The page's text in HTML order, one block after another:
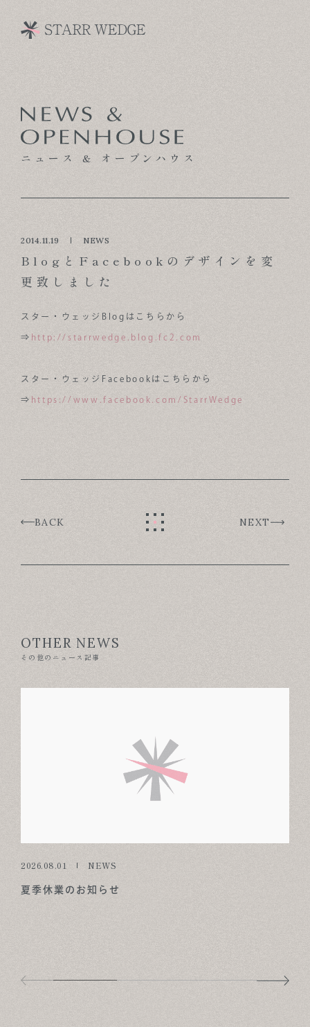
CONCEPT
TECHNOLOGY
MODEL HOUSE
ABOUT
RECRUIT
ニュース & オープンハウス
2014.11.19 NEWS
BlogとFacebookのデザインを変
更致しました
スター・ウェッジBlogはこちらから
⇒ http://starrwedge.blog.fc2.com
スター・ウェッジFacebookはこちらから
⇒ https://www.facebook.com/StarrWedge
BACK NEXT
OTHER NEWS
その他のニュース記事
2026.08.01 NEWS
夏季休業のお知らせ